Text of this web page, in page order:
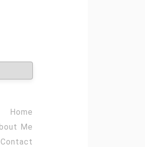
Home
Me
Contact